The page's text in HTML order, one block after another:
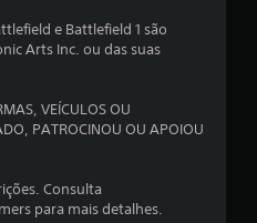
e Battlefield 1 são
Arts Inc. ou das suas
VEÍCULOS OU
PATROCINOU OU APOIOU
Consulta
para mais detalhes.